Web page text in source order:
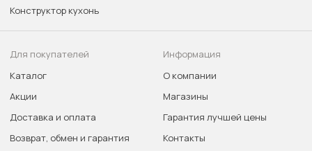
Конструктор кухонь
Для покупателей
Каталог
Акции
Доставка и оплата
Возврат, обмен и гарантия
Информация
О компании
Магазины
Гарантия лучшей цены
Контакты